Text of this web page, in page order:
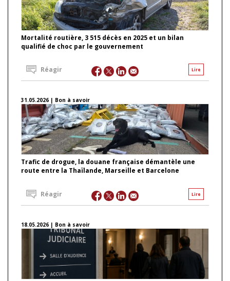
Mortalité routière, 3 515 décès en 2025 et un bilan
qualifié de choc par le gouvernement
Lire
Réagir
31.05.2026 | Bon à savoir
Trafic de drogue, la douane française démantèle une
route entre la Thaïlande, Marseille et Barcelone
Lire
Réagir
18.05.2026 | Bon à savoir